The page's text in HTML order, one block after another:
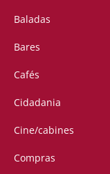
Baladas
Bares
Cafés
Cidadania
Cine/cabines
Compras